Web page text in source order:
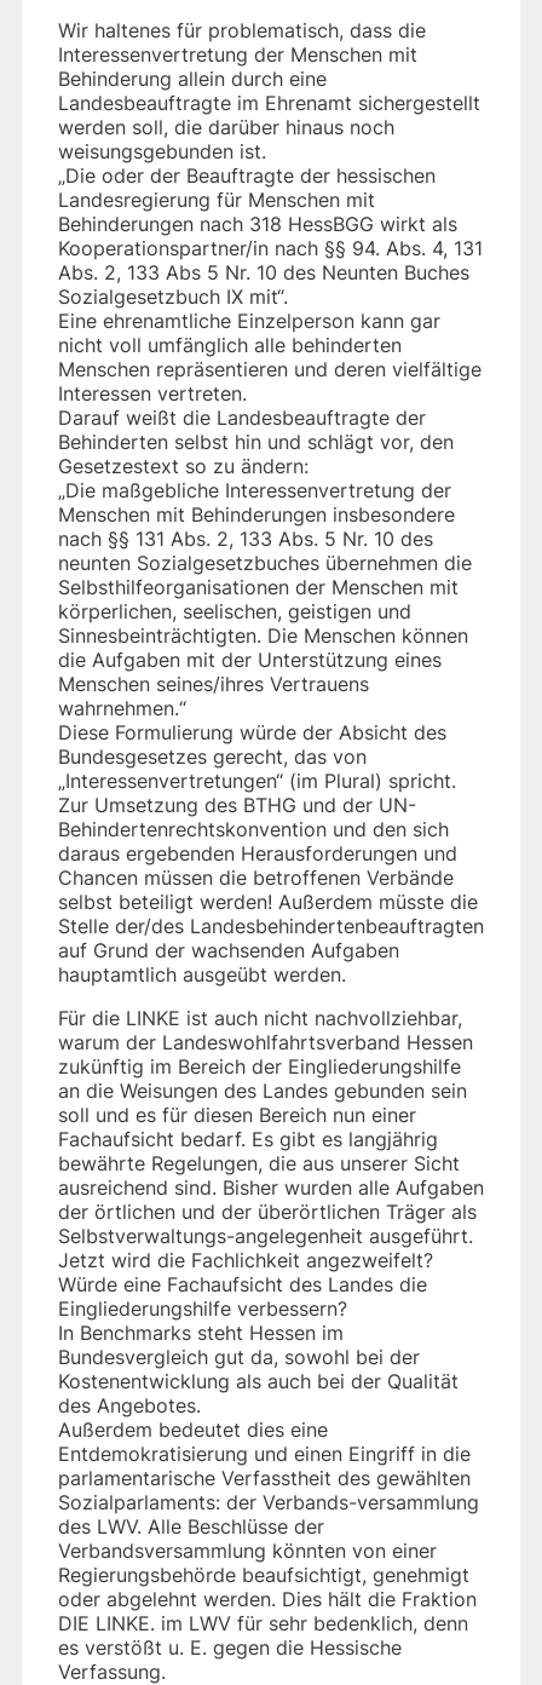
Wir haltenes für problematisch, dass die
Interessenvertretung der Menschen mit
Behinderung allein durch eine
Landesbeauftragte im Ehrenamt sichergestellt
werden soll, die darüber hinaus noch
weisungsgebunden ist.
„Die oder der Beauftragte der hessischen
Landesregierung für Menschen mit
Behinderungen nach 318 HessBGG wirkt als
Kooperationspartner/in nach §§ 94. Abs. 4, 131
Abs. 2, 133 Abs 5 Nr. 10 des Neunten Buches
Sozialgesetzbuch IX mit“.
Eine ehrenamtliche Einzelperson kann gar
nicht voll umfänglich alle behinderten
Menschen repräsentieren und deren vielfältige
Interessen vertreten.
Darauf weißt die Landesbeauftragte der
Behinderten selbst hin und schlägt vor, den
Gesetzestext so zu ändern:
„Die maßgebliche Interessenvertretung der
Menschen mit Behinderungen insbesondere
nach §§ 131 Abs. 2, 133 Abs. 5 Nr. 10 des
neunten Sozialgesetzbuches übernehmen die
Selbsthilfeorganisationen der Menschen mit
körperlichen, seelischen, geistigen und
Sinnesbeinträchtigten. Die Menschen können
die Aufgaben mit der Unterstützung eines
Menschen seines/ihres Vertrauens
wahrnehmen.“
Diese Formulierung würde der Absicht des
Bundesgesetzes gerecht, das von
„Interessenvertretungen“ (im Plural) spricht.
Zur Umsetzung des BTHG und der UN-
Behindertenrechtskonvention und den sich
daraus ergebenden Herausforderungen und
Chancen müssen die betroffenen Verbände
selbst beteiligt werden! Außerdem müsste die
Stelle der/des Landesbehindertenbeauftragten
auf Grund der wachsenden Aufgaben
hauptamtlich ausgeübt werden.
Für die LINKE ist auch nicht nachvollziehbar,
warum der Landeswohlfahrtsverband Hessen
zukünftig im Bereich der Eingliederungshilfe
an die Weisungen des Landes gebunden sein
soll und es für diesen Bereich nun einer
Fachaufsicht bedarf. Es gibt es langjährig
bewährte Regelungen, die aus unserer Sicht
ausreichend sind. Bisher wurden alle Aufgaben
der örtlichen und der überörtlichen Träger als
Selbstverwaltungs-angelegenheit ausgeführt.
Jetzt wird die Fachlichkeit angezweifelt?
Würde eine Fachaufsicht des Landes die
Eingliederungshilfe verbessern?
In Benchmarks steht Hessen im
Bundesvergleich gut da, sowohl bei der
Kostenentwicklung als auch bei der Qualität
des Angebotes.
Außerdem bedeutet dies eine
Entdemokratisierung und einen Eingriff in die
parlamentarische Verfasstheit des gewählten
Sozialparlaments: der Verbands-versammlung
des LWV. Alle Beschlüsse der
Verbandsversammlung könnten von einer
Regierungsbehörde beaufsichtigt, genehmigt
oder abgelehnt werden. Dies hält die Fraktion
DIE LINKE. im LWV für sehr bedenklich, denn
es verstößt u. E. gegen die Hessische
Verfassung.